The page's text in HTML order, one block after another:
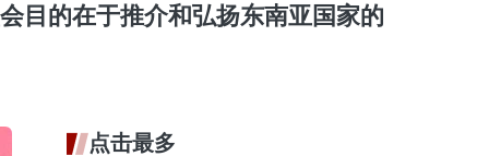
目的在于推介和弘扬东南亚国家的
点击最多